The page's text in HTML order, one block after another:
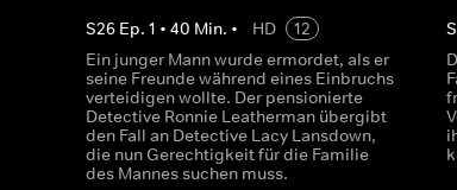
S26 Ep. 1 • 40 Min. • HD
12
Ein junger Mann wurde ermordet, als er
seine Freunde während eines Einbruchs
verteidigen wollte. Der pensionierte
Detective Ronnie Leatherman übergibt
den Fall an Detective Lacy Lansdown,
die nun Gerechtigkeit für die Familie
des Mannes suchen muss.
S